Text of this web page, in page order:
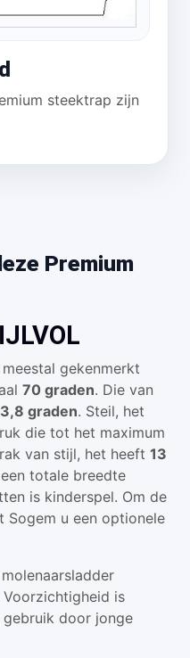
steektrap zijn
Premium
gekenmerkt
70 graden. Die van
graden. Steil, het
die tot het maximum
van stijl, het heeft 13
totale breedte
is kinderspel. Om de
Sogem u een optionele
is
door jonge